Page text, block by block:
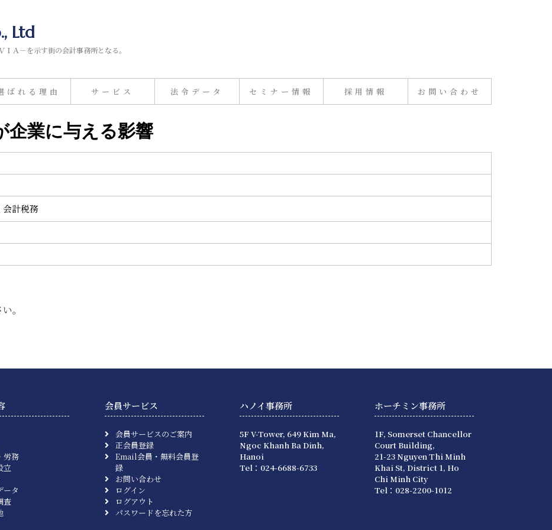
Ltd
Ａ－を示す街の会計事務所となる。
ばれる理由 サービス 法令データ セミナー情報 採用情報 お問い合わせ
企業に与える影響
会計税務
。
労務
立
ータ
査
会員サービス
会員サービスのご案内
正会員登録
Email会員・無料会員登
録
お問い合わせ
ログイン
ログアウト
パスワードを忘れた方
ハノイ事務所
5F V-Tower, 649 Kim Ma,
Ngoc Khanh Ba Dinh,
Hanoi
Tel：024-6688-6733
ホーチミン事務所
1F, Somerset Chancellor
Court Building,
21-23 Nguyen Thi Minh
Khai St, District 1, Ho
Chi Minh City
Tel：028-2200-1012